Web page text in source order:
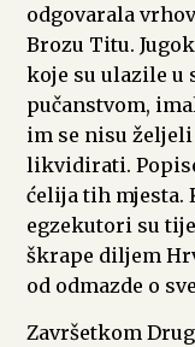
odgovarala
Brozu Titu.
koje su ulazile
pučanstvom,
im se nisu
likvidirati.
ćelija tih mjesta.
egzekutori su
škrape diljem
od odmazde o
Završetkom